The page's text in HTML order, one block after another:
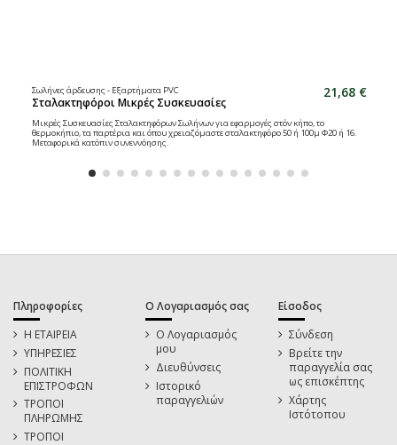
Σωλήνες άρδευσης - Εξαρτήματα PVC
Σταλακτηφόροι Μικρές Συσκευασίες
21,68 €
Μικρές Συσκευασίες Σταλακτηφόρων Σωλήνων για εφαρμογές στόν κήπο, το
θερμοκήπιο, τα παρτέρια και όπου χρειαζόμαστε σταλακτηφόρο 50 ή 100μ Φ20 ή 16.
Μεταφορικά κατόπιν συνεννόησης.
Πληροφορίες
Η ΕΤΑΙΡΕΙΑ
ΥΠΗΡΕΣΙΕΣ
ΠΟΛΙΤΙΚΗ
ΕΠΙΣΤΡΟΦΩΝ
ΤΡΟΠΟΙ
ΠΛΗΡΩΜΗΣ
ΤΡΟΠΟΙ
Ο Λογαριασμός σας
Ο Λογαριασμός
μου
Διευθύνσεις
Ιστορικό
παραγγελιών
Είσοδος
Σύνδεση
Βρείτε την
παραγγελία σας
ως επισκέπτης
Χάρτης
Ιστότοπου